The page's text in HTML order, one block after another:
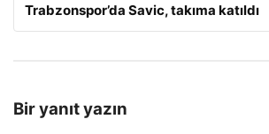
Trabzonspor’da Savic, takıma katıldı
Bir yanıt yazın